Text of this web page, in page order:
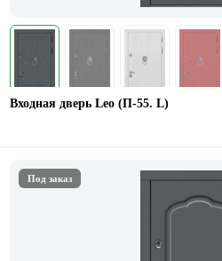
Входная дверь Leo (П-55. L)
Под заказ